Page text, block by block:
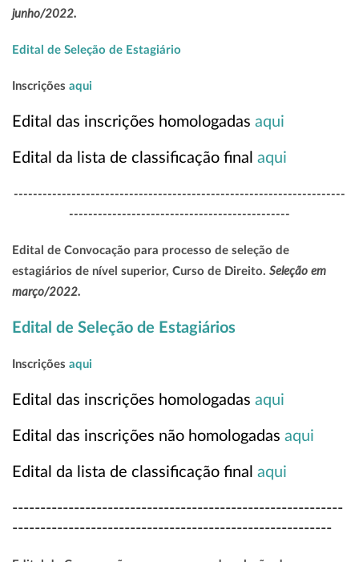
junho/2022.
Edital de Seleção de Estagiário
Inscrições aqui
Edital das inscrições homologadas aqui
Edital da lista de classificação final aqui
---------------------------------------------------------------------
----------------------------------------------
Edital de Convocação para processo de seleção de
estagiários de nível superior, Curso de Direito. Seleção em
março/2022.
Edital de Seleção de Estagiários
Inscrições aqui
Edital das inscrições homologadas aqui
Edital das inscrições não homologadas aqui
Edital da lista de classificação final aqui
-----------------------------------------------------------
---------------------------------------------------------